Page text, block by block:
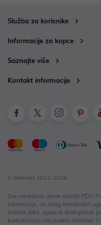
Služba za korisnike
Informacije za kupce
Saznajte više
Kontakt informacije
© Mikronis 2012-2026
Sve navedene cijene sadrže PDV.
informacije, ali zbog tehnoloških
točnost slika, opisa ili dostupnosti
kontaktirajte nas putem telefona: